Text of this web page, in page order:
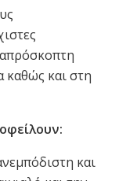
καθώς και στη
και